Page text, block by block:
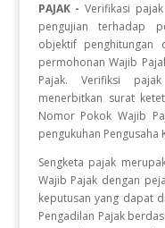
PAJAK -Verifikasi
pengujian terhadap
objektif penghitungan
permohonan Wajib
Pajak. Verifiksi
menerbitkan surat
Nomor Pokok Wajib
pengukuhan Pengusaha
Sengketa pajak
Wajib Pajak dengan
keputusan yang dapat
Pengadilan Pajak